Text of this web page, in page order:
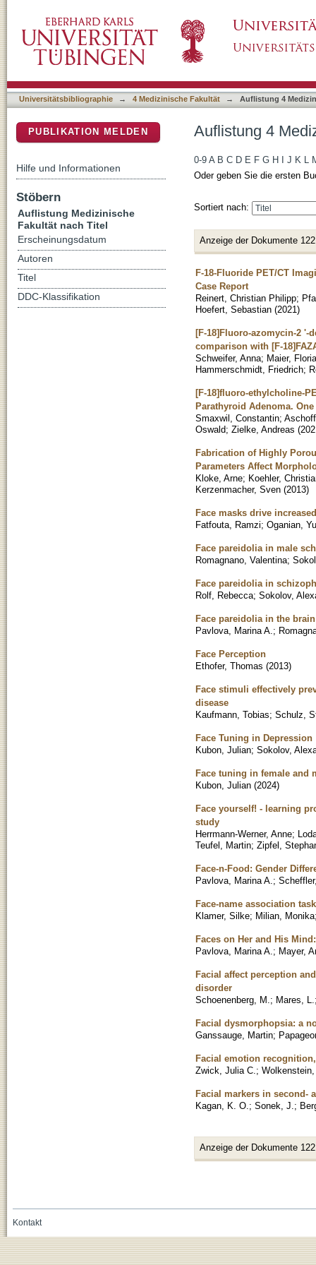
Universitätsbibliographie → 4 Medizinische Fakultät → Auflistung 4
Auflistung 4
0-9 A B C D E F G H J K L
Oder geben Sie die ersten
Sortiert nach:
Anzeige der Dokumente
F-18-Fluoride PET/CT
Case Report
Reinert, Christian Philipp;
Hoefert, Sebastian (2021)
[F-18]Fluoro-azomycin-2 '-
comparison with [F-
Schweifer, Anna; Maier,
Hammerschmidt, Friedrich;
[F-18]fluoro-ethylcholine-
Parathyroid Adenoma.
Smaxwil, Constantin;
Oswald; Zielke, Andreas (
Fabrication of Highly
Parameters Affect
Kloke, Arne; Koehler,
Kerzenmacher, Sven (2013)
Face masks drive
Fatfouta, Ramzi; Oganian,
Face pareidolia in male
Romagnano, Valentina;
Face pareidolia in
Rolf, Rebecca; Sokolov,
Face pareidolia in the
Pavlova, Marina A. ;
Face Perception
Ethofer, Thomas (2013)
Face stimuli effectively
disease
Kaufmann, Tobias; Schulz,
Face Tuning in Depression
Kubon, Julian; Sokolov,
Face tuning in female and
Kubon, Julian (2024)
Face yourself! - learning
study
Herrmann-Werner, Anne;
Teufel, Martin; Zipfel,
Face-n-Food: Gender
Pavlova, Marina A. ;
Face-name association
Klamer, Silke; Milian, Monika
Faces on Her and His
Pavlova, Marina A. ; Mayer,
Facial affect perception
disorder
Schoenenberg, M. ; Mares, L.
Facial dysmorphopsia: a
Ganssauge, Martin;
Facial emotion
Zwick, Julia C. ;
Facial markers in second-
Kagan, K. O. ; Sonek, J. ;
Anzeige der Dokumente
PUBLIKATION MELDEN
Hilfe und Informationen
Stöbern
Auflistung Medizinische
Fakultät nach Titel
Erscheinungsdatum
Autoren
Titel
DDC-Klassifikation
Kontakt